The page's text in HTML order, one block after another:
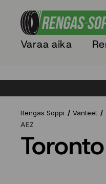
Varaa aika
Rengas Soppi Vanteet
AEZ